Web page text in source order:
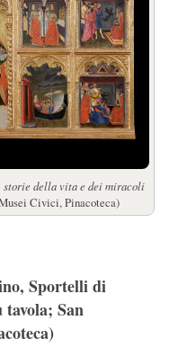
storie della vita e dei miracoli
Civici, Pinacoteca)
Sportelli di
tavola; San